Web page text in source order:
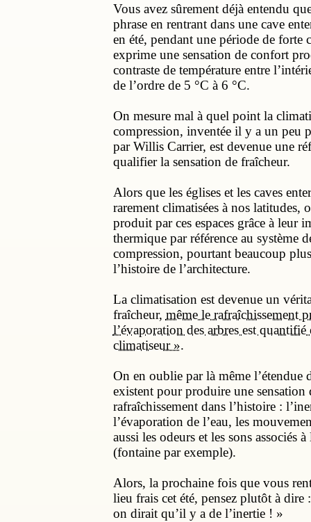
Vous avez sûrement déjà entendu
phrase en rentrant dans une cave
en été, pendant une période de forte
exprime une sensation de confort
contraste de température entre
de l’ordre de 5 °C à 6 °C.
On mesure mal à quel point la
compression, inventée il y a un peu
par Willis Carrier, est devenue une
qualifier la sensation de fraîcheur.
Alors que les églises et les caves
rarement climatisées à nos latitudes,
produit par ces espaces grâce à leur
thermique par référence au système
compression, pourtant beaucoup
l’histoire de l’architecture.
La climatisation est devenue un
fraîcheur, même le rafraîchissement
l’évaporation des arbres est
climatiseur ».
On en oublie par là même l’étendue
existent pour produire une sensation
rafraîchissement dans l’histoire :
l’évaporation de l’eau, les
aussi les odeurs et les sons associés
(fontaine par exemple).
Alors, la prochaine fois que vous
lieu frais cet été, pensez plutôt à
on dirait qu’il y a de l’inertie ! »